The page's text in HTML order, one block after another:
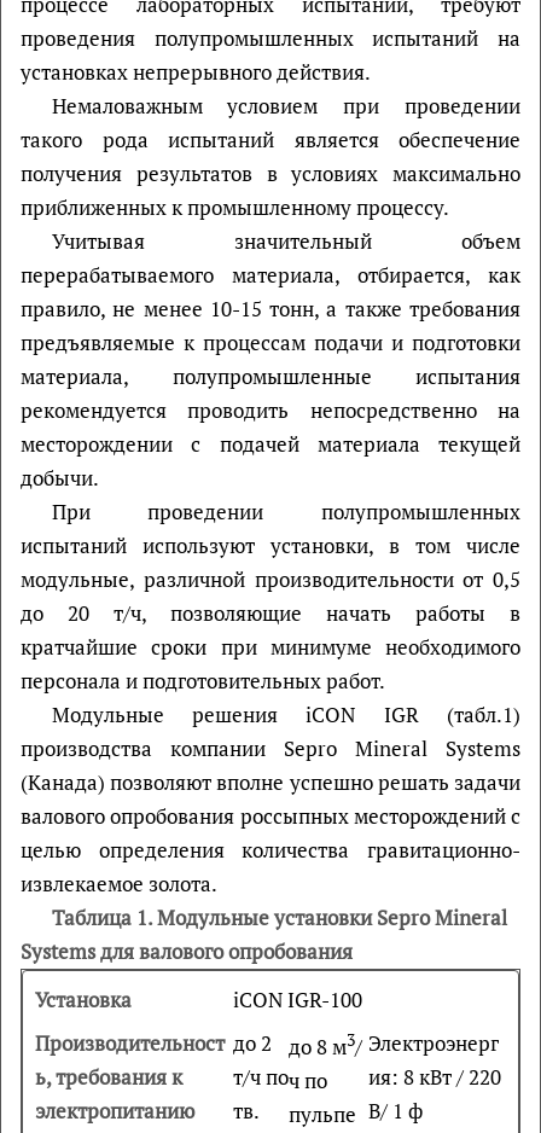
проведения полупромышленных испытаний на
установках непрерывного действия.
Немаловажным условием при проведении
такого рода испытаний является обеспечение
получения результатов в условиях максимально
приближенных к промышленному процессу.
Учитывая значительный объем
перерабатываемого материала, отбирается, как
правило, не менее 10-15 тонн, а также требования
предъявляемые к процессам подачи и подготовки
материала, полупромышленные испытания
рекомендуется проводить непосредственно на
месторождении с подачей материала текущей
добычи.
При проведении полупромышленных
испытаний используют установки, в том числе
модульные, различной производительности от 0,5
до 20 т/ч, позволяющие начать работы в
кратчайшие сроки при минимуме необходимого
персонала и подготовительных работ.
Модульные решения iCON IGR (табл.1)
производства компании Sepro Mineral Systems
(Канада) позволяют вполне успешно решать задачи
валового опробования россыпных месторождений с
целью определения количества гравитационно-
извлекаемое золота.
Таблица 1. Модульные установки Sepro Mineral
Systems для валового опробования
iCON IGR-100
до 2
т/ч по
тв.
до 8 м3/
ч по
пульпе
Электроэнерг
ия: 8 кВт / 220
В/ 1 ф